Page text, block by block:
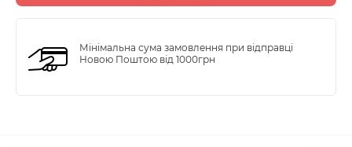
Мінімальна сума замовлення при відправці
Новою Поштою від 1000грн